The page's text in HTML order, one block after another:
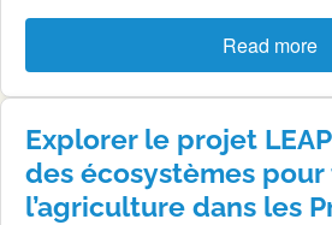
Read more
Explorer le projet
des écosystèmes
l’agriculture dans les